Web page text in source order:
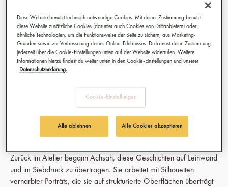
bewahrt, und welche werden ausgelöscht?
Ihre Recherche führte sie zu verschiedenen Gemeinschaften, in
denen Skarifizierung bis heute existiert: zu den Suri in Äthiopien,
den Batammariba-Gemeinschaften in Togo und Benin sowie in die
Sepik-Region in Papua-Neuguinea. Was sie daran interessierte,
Skarifizierung war in diesen Kontexten nie bloßer Schmuck. Die
Zeichen konnten Übergangsriten, Stärke, Schutz,
Gruppenzugehörigkeit, Spiritualität oder persönliche
Transformation bedeuten. Der Schmerz selbst wurde Teil der
Bedeutung.
Zurück im Atelier begann Achsah, diese Geschichten auf Leinwand
und im Siebdruck zu übertragen. Sie arbeitet mit Silhouetten
vernarbter Porträts, die sie auf strukturierte Oberflächen überträgt
Diese Website benutzt technisch notwendige Cookies. Mit deiner Zustimmung benutzt
diese Website zusätzliche Cookies (darunter auch Cookies von Drittanbietern) oder
ähnliche Technologien, um die Funktionsweise der Seite zu sichern, aus Marketing-
Gründen sowie zur Verbesserung deines Online-Erlebnisses. Du kannst deine Zustimmung
jederzeit über die Cookie-Einstellungen unten auf der Website widerrufen. Weitere
Informationen hierzu findest du weiter unten in den Cookie-Einstellungen und unserer
Datenschutzerklärung.
Cookie-Einstellungen
Alle ablehnen Alle Cookies akzeptieren